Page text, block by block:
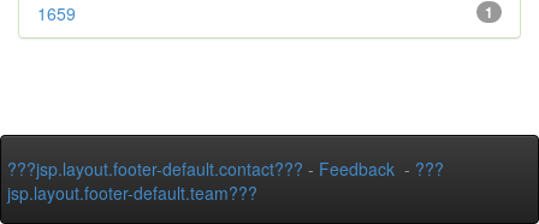
1
1659
???jsp.layout.footer-default.contact??? - Feedback - ???
jsp.layout.footer-default.team???